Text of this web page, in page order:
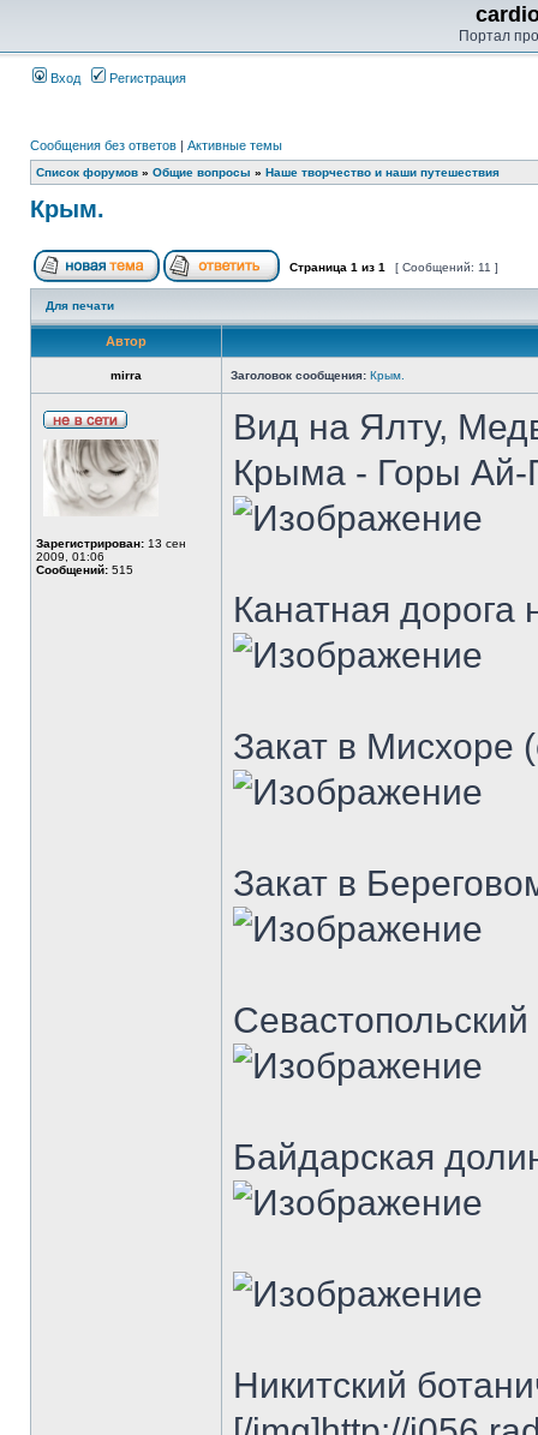
Портал
Вход Регистрация
Сообщения без ответов | Активные темы
Список форумов » Общие вопросы » Наше творчество и наши путешествия
Крым.
Страница 1 из 1 [ Сообщений: 11 ]
Для печати
Автор
mirra Заголовок сообщения: Крым.
Зарегистрирован: 13 сен
2009, 01:06
Сообщений: 515
Вид на Ялту,
Крыма - Горы Ай-
Канатная дорога
Закат в Мисхоре
Закат в
Севастопольский
Байдарская
Никитский